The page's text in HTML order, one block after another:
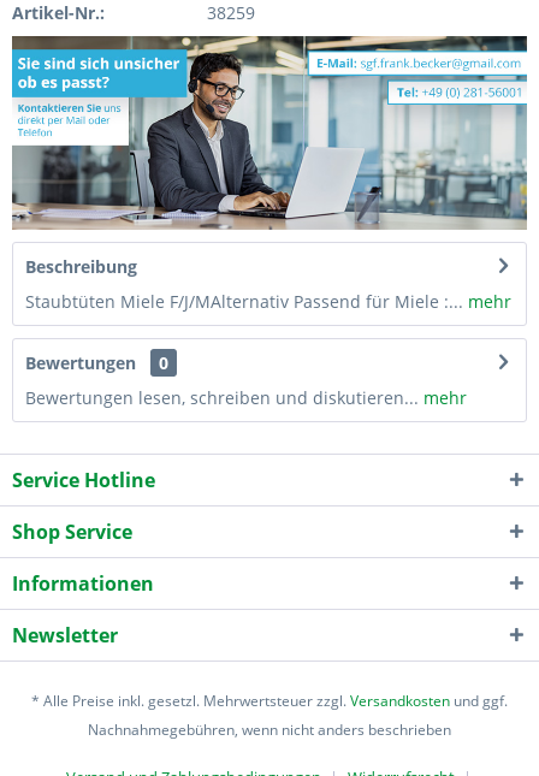
Artikel-Nr.: 38259
Beschreibung
Staubtüten Miele F/J/MAlternativ Passend für Miele :... mehr
Bewertungen
0
Bewertungen lesen, schreiben und diskutieren... mehr
Service Hotline
Shop Service
Informationen
Newsletter
* Alle Preise inkl. gesetzl. Mehrwertsteuer zzgl.Versandkosten und ggf.
Nachnahmegebühren, wenn nicht anders beschrieben